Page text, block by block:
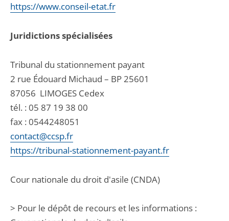
https://www.conseil-etat.fr
Juridictions spécialisées
Tribunal du stationnement payant
2 rue Édouard Michaud – BP 25601
87056 LIMOGES Cedex
tél. : 05 87 19 38 00
fax : 0544248051
contact@ccsp.fr
https://tribunal-stationnement-payant.fr
Cour nationale du droit d'asile (CNDA)
> Pour le dépôt de recours et les informations :